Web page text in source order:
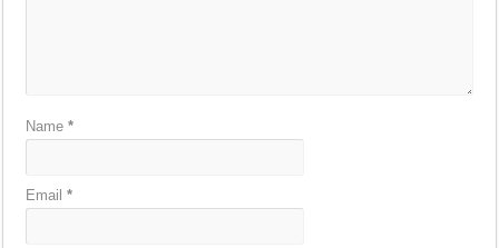
Name*
Email*